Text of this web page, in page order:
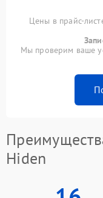
Цены в прайс-
Мы проверим ваше
Hiden